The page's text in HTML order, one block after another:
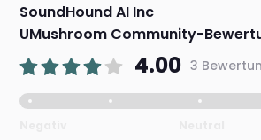
SoundHound AI Inc
UMushroom Community-
4.00 3